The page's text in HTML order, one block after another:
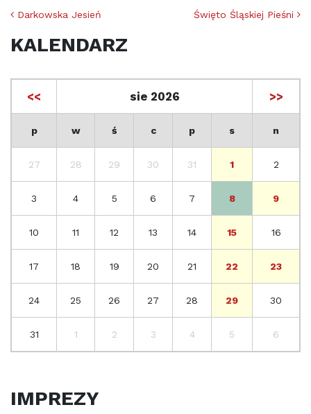
Nawigacja po artykułach
Darkowska Jesień Święto Śląskiej Pieśni
KALENDARZ
<< sie 2026 >>
p w ś c p s n
27 28 29 30 31 1 2
3 4 5 6 7 8 9
10 11 12 13 14 15 16
17 18 19 20 21 22 23
24 25 26 27 28 29 30
31 1 2 3 4 5 6
IMPREZY